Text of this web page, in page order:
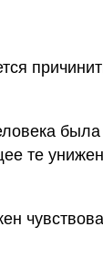
те